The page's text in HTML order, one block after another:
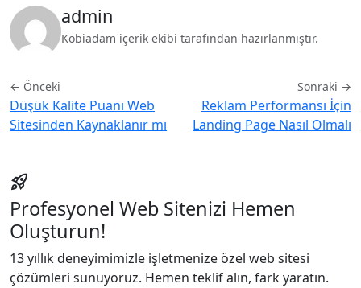
admin
Kobiadam içerik ekibi tarafından hazırlanmıştır.
← Önceki
Düşük Kalite Puanı Web
Sitesinden Kaynaklanır mı
Sonraki →
Reklam Performansı İçin
Landing Page Nasıl Olmalı
rocket_launch
Profesyonel Web Sitenizi Hemen
Oluşturun!
13 yıllık deneyimimizle işletmenize özel web sitesi
çözümleri sunuyoruz. Hemen teklif alın, fark yaratın.